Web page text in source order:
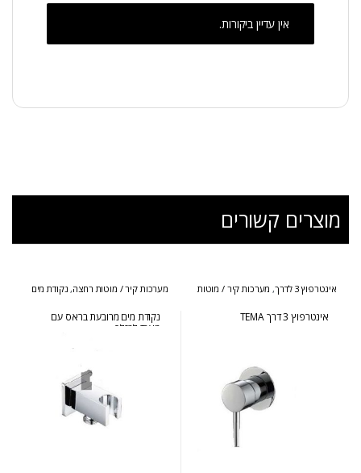
אין עדיין ביקורות.
מוצרים קשורים
אינטרפוץ 3 לדרך , מערכות קיר / מוטות
אינטרפוץ 3 דרך TEMA
מערכות קיר / מוטות רחצה, נקודת מים
נקודת מים מרובעת בראס עם
מאחז למזלף